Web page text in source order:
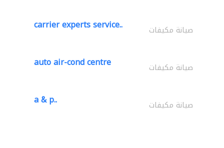
carrier experts service.. صيانة مكيفات
auto air-cond centre صيانة مكيفات
a & p.. صيانة مكيفات